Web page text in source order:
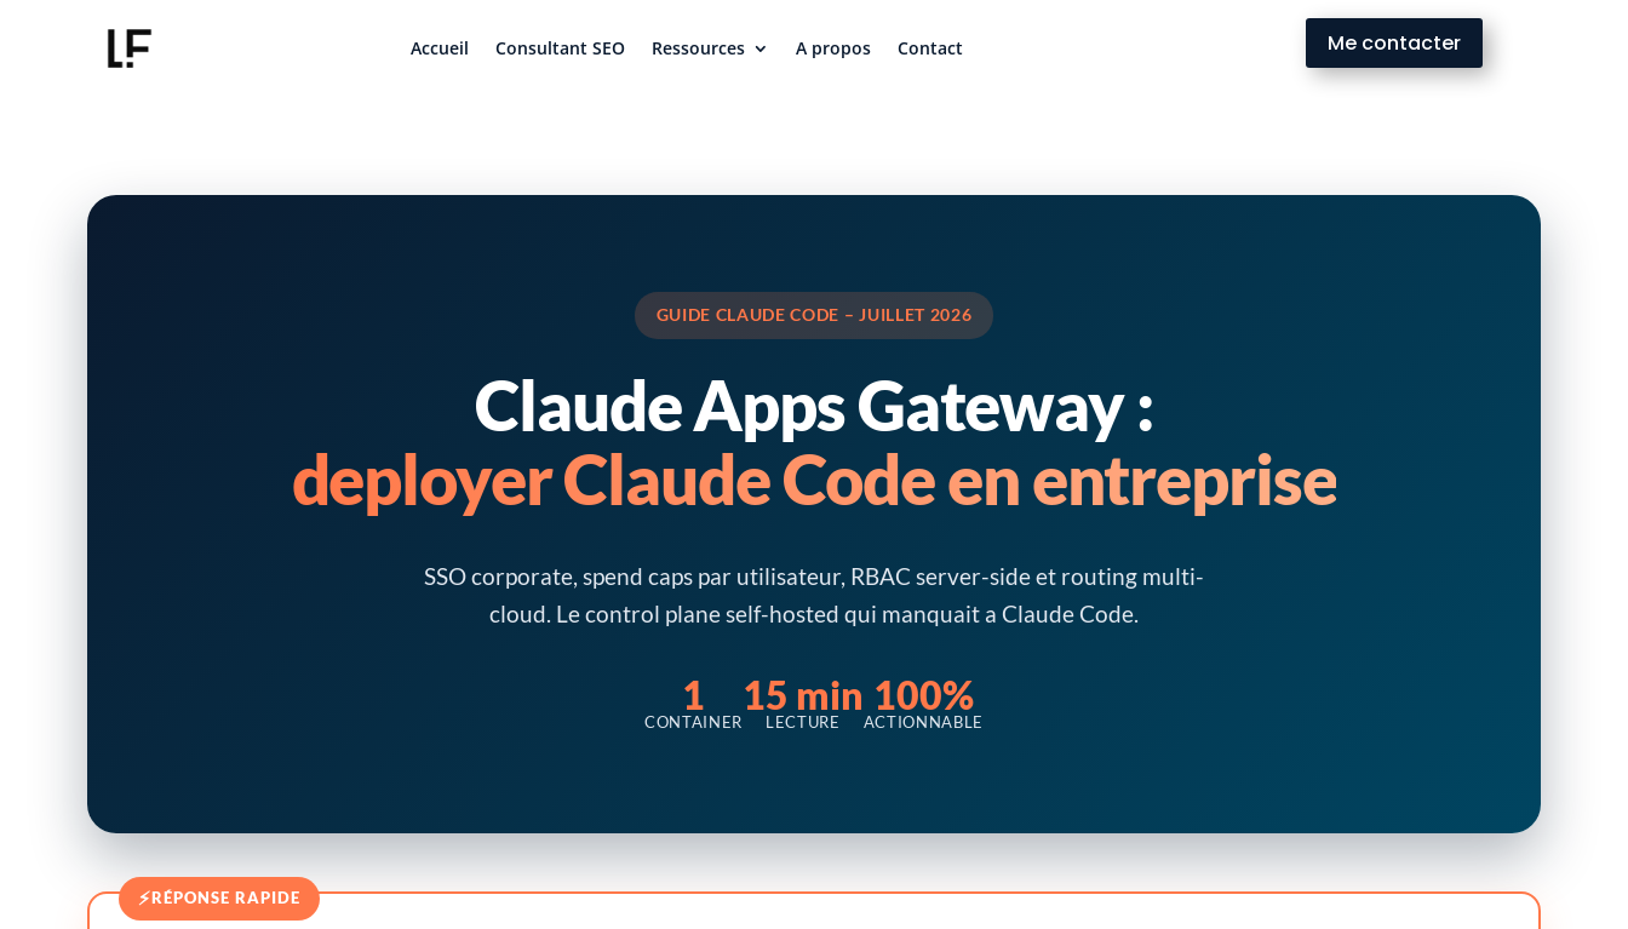
Accueil Consultant SEO Ressources A propos Contact Me contacter
GUIDE CLAUDE CODE – JUILLET 2026
Claude Apps Gateway :
deployer Claude Code en entreprise
SSO corporate, spend caps par utilisateur, RBAC server-side et routing multi-
cloud. Le control plane self-hosted qui manquait a Claude Code.
1
CONTAINER
15 min
LECTURE
100%
ACTIONNABLE
⚡RÉPONSE RAPIDE